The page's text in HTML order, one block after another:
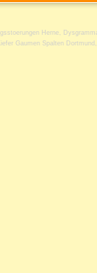
Herne ,
Gaumen Spalten Dortmund